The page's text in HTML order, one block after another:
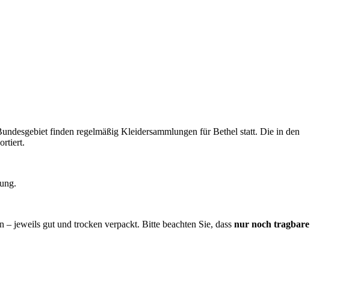
finden regelmäßig Kleidersammlungen für Bethel statt. Die in den
– jeweils gut und trocken verpackt. Bitte beachten Sie, dass nur noch tragbare